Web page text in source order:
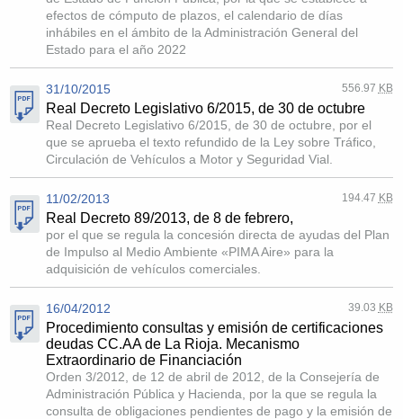
efectos de cómputo de plazos, el calendario de días
inhábiles en el ámbito de la Administración General del
Estado para el año 2022
31/10/2015 556.97 KB
Real Decreto Legislativo 6/2015, de 30 de octubre
Real Decreto Legislativo 6/2015, de 30 de octubre, por el
que se aprueba el texto refundido de la Ley sobre Tráfico,
Circulación de Vehículos a Motor y Seguridad Vial.
11/02/2013 194.47 KB
Real Decreto 89/2013, de 8 de febrero,
por el que se regula la concesión directa de ayudas del Plan
de Impulso al Medio Ambiente «PIMA Aire» para la
adquisición de vehículos comerciales.
16/04/2012 39.03 KB
Procedimiento consultas y emisión de certificaciones
deudas CC.AA de La Rioja. Mecanismo
Extraordinario de Financiación
Orden 3/2012, de 12 de abril de 2012, de la Consejería de
Administración Pública y Hacienda, por la que se regula la
consulta de obligaciones pendientes de pago y la emisión de